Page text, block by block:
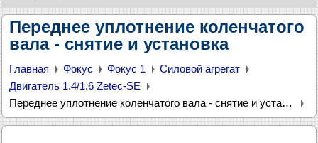
Переднее уплотнение коленчатого
вала - снятие и установка
Главная Фокус Фокус 1
Силовой агрегат
Двигатель 1.4/1.6 Zetec-SE
Переднее уплотнение коленчатого вала - снятие и установка